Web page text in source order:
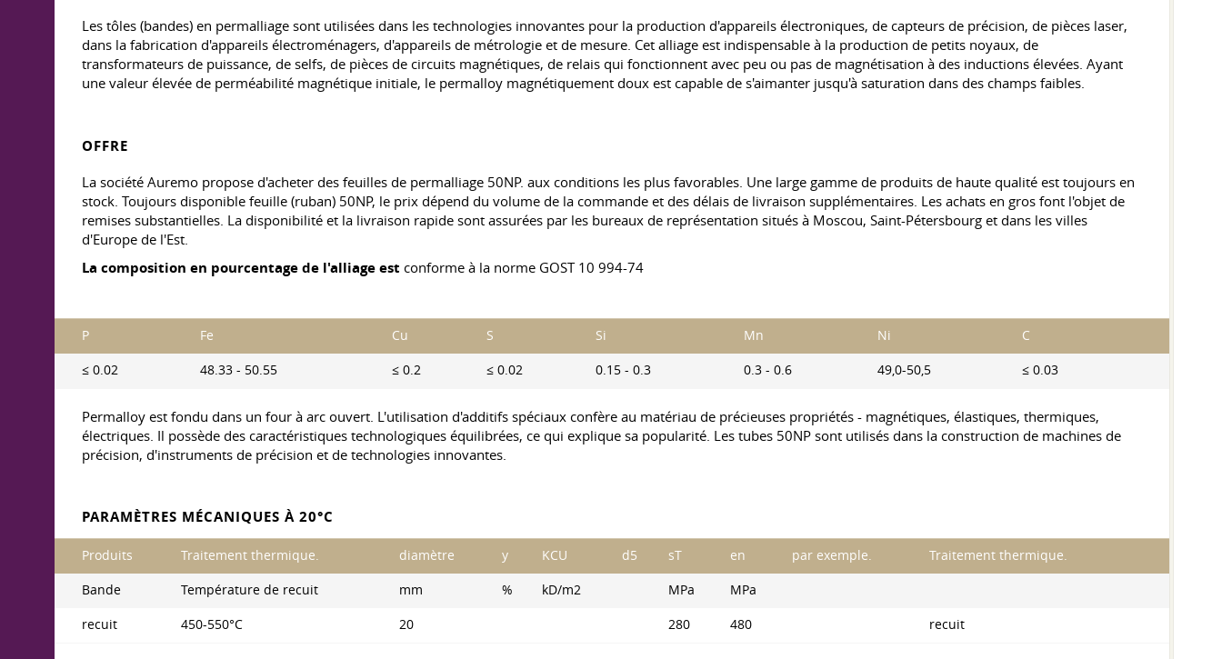
Les tôles (bandes) en permalliage sont utilisées dans les technologies innovantes pour la production d'appareils électroniques, de capteurs de précision, de pièces laser,
dans la fabrication d'appareils électroménagers, d'appareils de métrologie et de mesure. Cet alliage est indispensable à la production de petits noyaux, de
transformateurs de puissance, de selfs, de pièces de circuits magnétiques, de relais qui fonctionnent avec peu ou pas de magnétisation à des inductions élevées. Ayant
une valeur élevée de perméabilité magnétique initiale, le permalloy magnétiquement doux est capable de s'aimanter jusqu'à saturation dans des champs faibles.
OFFRE
La société Auremo propose d'acheter des feuilles de permalliage 50NP. aux conditions les plus favorables. Une large gamme de produits de haute qualité est toujours en
stock. Toujours disponible feuille (ruban) 50NP, le prix dépend du volume de la commande et des délais de livraison supplémentaires. Les achats en gros font l'objet de
remises substantielles. La disponibilité et la livraison rapide sont assurées par les bureaux de représentation situés à Moscou, Saint-Pétersbourg et dans les villes
d'Europe de l'Est.
La composition en pourcentage de l'alliage est conforme à la norme GOST 10 994-74
P Fe Cu S Si Mn Ni C
≤ 0.02 48.33 - 50.55 ≤ 0.2 ≤ 0.02 0.15 - 0.3 0.3 - 0.6 49,0-50,5 ≤ 0.03
Permalloy est fondu dans un four à arc ouvert. L'utilisation d'additifs spéciaux confère au matériau de précieuses propriétés - magnétiques, élastiques, thermiques,
électriques. Il possède des caractéristiques technologiques équilibrées, ce qui explique sa popularité. Les tubes 50NP sont utilisés dans la construction de machines de
précision, d'instruments de précision et de technologies innovantes.
PARAMÈTRES MÉCANIQUES À 20°C
Produits Traitement thermique. diamètre y KCU d5 sT en par exemple. Traitement thermique.
Bande Température de recuit mm % kD/m2 MPa MPa
recuit 450-550°С 20 280 480 recuit